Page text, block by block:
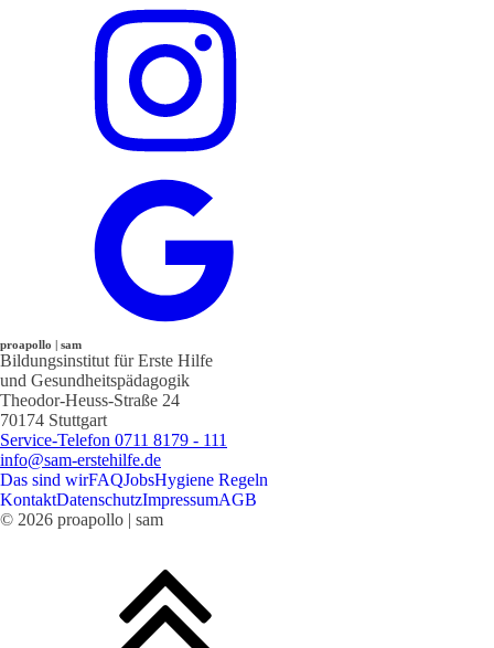
proapollo | sam
Bildungsinstitut für Erste Hilfe
und Gesundheitspädagogik
Theodor-Heuss-Straße 24
70174 Stuttgart
Service-Telefon 0711 8179 - 111
info@sam-erstehilfe.de
Das sind wirFAQJobsHygiene Regeln
KontaktDatenschutzImpressumAGB
© 2026 proapollo | sam